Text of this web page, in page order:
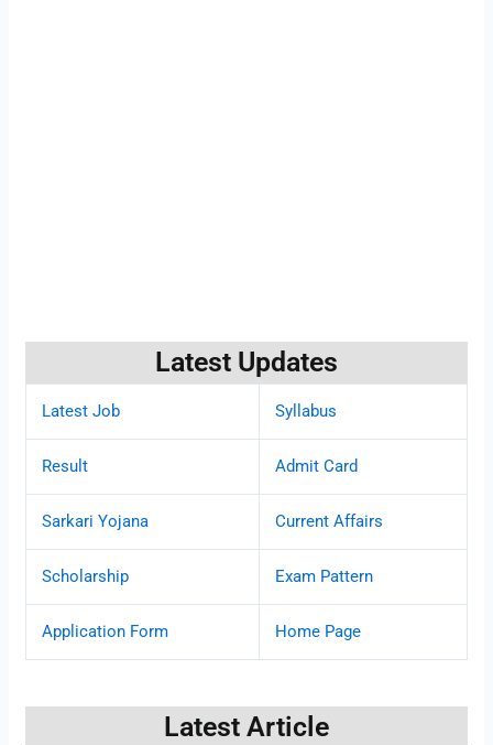
Latest Updates
Latest Job Syllabus
Result Admit Card
Sarkari Yojana Current Affairs
Scholarship Exam Pattern
Application Form Home Page
Latest Article